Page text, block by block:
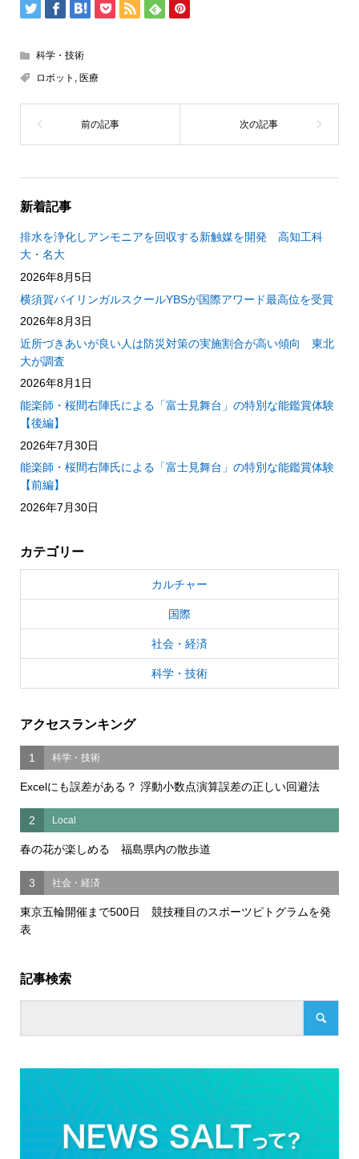
科学・技術
ロボット , 医療
新着記事
排水を浄化しアンモニアを回収する新触媒を開発 高知工科
大・名大
2026年8月5日
横須賀バイリンガルスクールYBSが国際アワード最高位を受賞
2026年8月3日
近所づきあいが良い人は防災対策の実施割合が高い傾向 東北
大が調査
2026年8月1日
能楽師・桜間右陣氏による「富士見舞台」の特別な能鑑賞体験
【後編】
2026年7月30日
能楽師・桜間右陣氏による「富士見舞台」の特別な能鑑賞体験
【前編】
2026年7月30日
カテゴリー
カルチャー
国際
社会・経済
科学・技術
アクセスランキング
1 科学・技術
Excelにも誤差がある？ 浮動小数点演算誤差の正しい回避法
2 Local
春の花が楽しめる 福島県内の散歩道
3 社会・経済
東京五輪開催まで500日 競技種目のスポーツピトグラムを発
表
記事検索